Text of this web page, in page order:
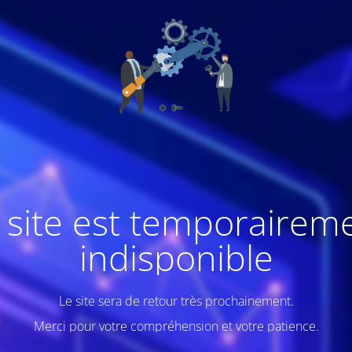
site est
indisponible
Le site sera de retour très prochainement.
Merci pour votre compréhension et votre patience.